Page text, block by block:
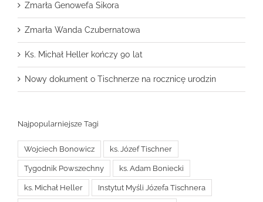
Zmarła Genowefa Sikora
Zmarła Wanda Czubernatowa
Ks. Michał Heller kończy 90 lat
Nowy dokument o Tischnerze na rocznicę urodzin
Najpopularniejsze Tagi
Wojciech Bonowicz ks. Józef Tischner
Tygodnik Powszechny ks. Adam Boniecki
ks. Michał Heller Instytut Myśli Józefa Tischnera